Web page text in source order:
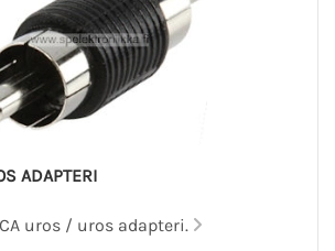
ADAPTERI
uros / uros adapteri.